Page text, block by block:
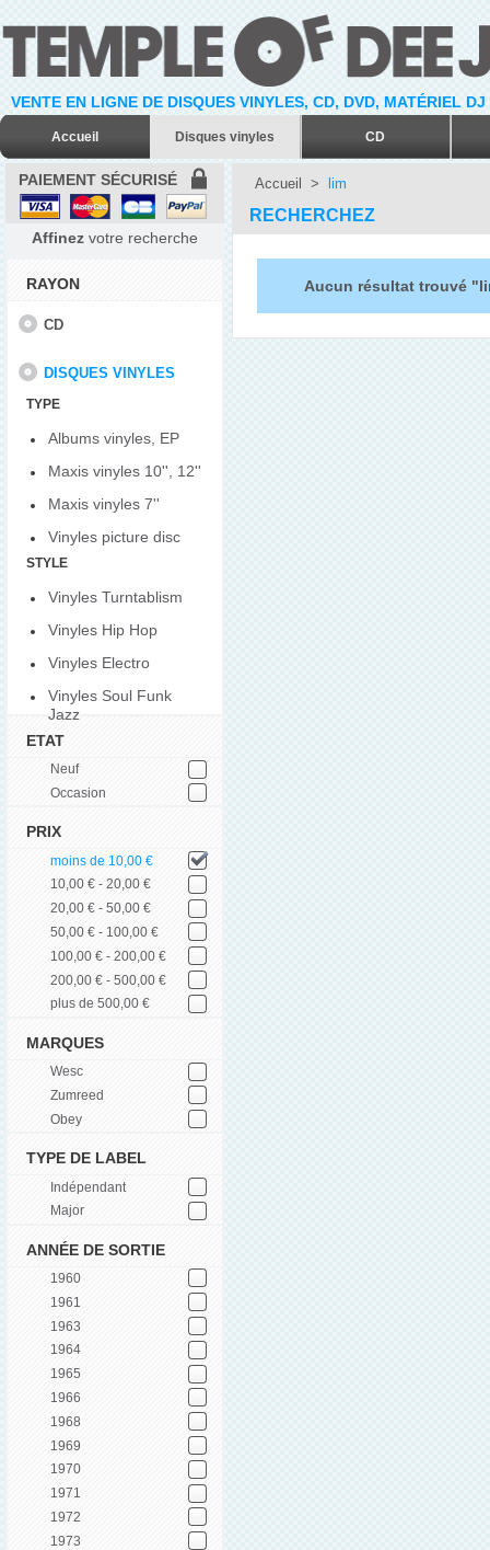
VENTE EN LIGNE DE DISQUES VINYLES, CD, DVD, MATÉRIEL
Accueil Disques vinyles CD
PAIEMENT SÉCURISÉ
Affinez votre recherche
RAYON
CD
DISQUES VINYLES
TYPE
Albums vinyles, EP
Maxis vinyles 10'', 12''
Maxis vinyles 7''
Vinyles picture disc
STYLE
Vinyles Turntablism
Vinyles Hip Hop
Vinyles Electro
Vinyles Soul Funk
Jazz
ETAT
Neuf
Occasion
PRIX
moins de 10,00 €
10,00 € - 20,00 €
20,00 € - 50,00 €
50,00 € - 100,00 €
100,00 € - 200,00 €
200,00 € - 500,00 €
plus de 500,00 €
MARQUES
Wesc
Zumreed
Obey
TYPE DE LABEL
Indépendant
Major
ANNÉE DE SORTIE
1960
1961
1963
1964
1965
1966
1968
1969
1970
1971
1972
1973
Accueil > lim
RECHERCHEZ
Aucun résultat trouvé